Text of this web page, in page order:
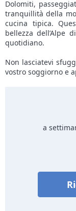
Dolomiti,
tranquillità della
cucina tipica.
bellezza dell’Alpe
quotidiano.
Non lasciatevi
vostro soggiorno e
a